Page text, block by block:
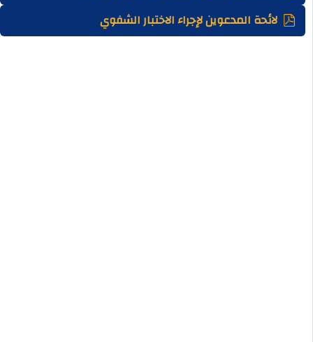
لائحة المدعوين لإجراء الاختبار الشفوي